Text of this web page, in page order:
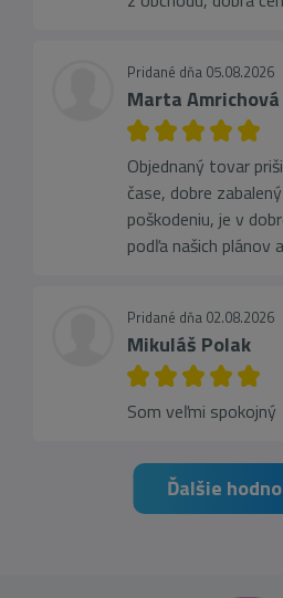
Pridané dňa 05.08.2026
Marta Amrichová
Objednaný tovar
čase, dobre
poškodeniu, je v
podľa našich plánov
Pridané dňa 02.08.2026
Mikuláš Polak
Som veľmi spokojný
Ďalšie